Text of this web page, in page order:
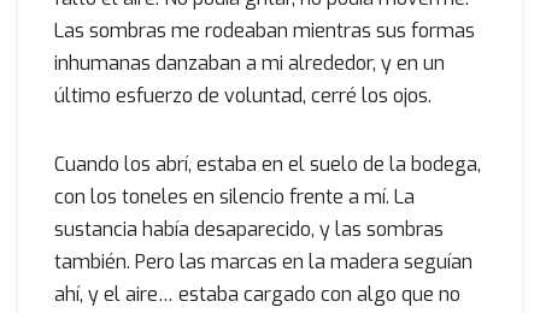
Las sombras me rodeaban mientras sus formas
inhumanas danzaban a mi alrededor, y en un
último esfuerzo de voluntad, cerré los ojos.
Cuando los abrí, estaba en el suelo de la bodega,
con los toneles en silencio frente a mí. La
sustancia había desaparecido, y las sombras
también. Pero las marcas en la madera seguían
ahí, y el aire… estaba cargado con algo que no